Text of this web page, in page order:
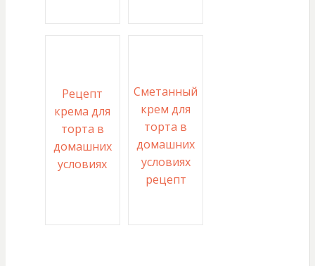
Рецепт
крема для
торта в
домашних
условиях
Сметанный
крем для
торта в
домашних
условиях
рецепт